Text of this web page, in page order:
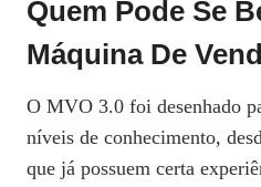
Quem Pode Se
Máquina De
O MVO 3.0 foi desenhado
níveis de conhecimento,
que já possuem certa